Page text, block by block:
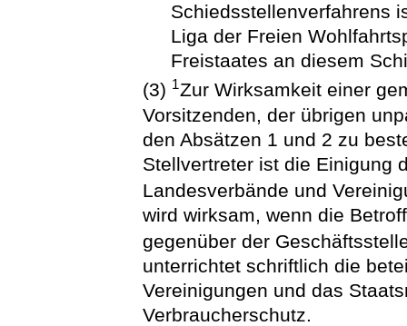
Schiedsstellenverfahrens
Liga der Freien
Freistaates an diesem
(3) 1Zur Wirksamkeit einer
Vorsitzenden, der übrigen
den Absätzen 1 und 2 zu
Stellvertreter ist die Einigung
Landesverbände und
wird wirksam, wenn die
gegenüber der
unterrichtet schriftlich die
Vereinigungen und das
Verbraucherschutz.